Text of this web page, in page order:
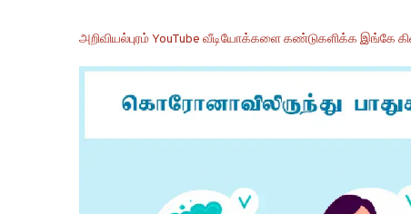
அறிவியல்புரம் YouTube வீடியோக்களை கண்டுகளிக்க இங்கே